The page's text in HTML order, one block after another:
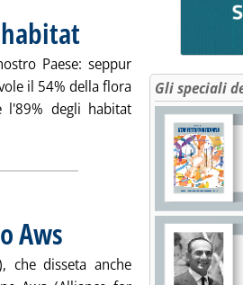
. Pubblicata venerdì 06 agosto 2021
Paese: seppur
il 54% della flora
degli habitat
'Biodiversità, Ispra: a rischio
Aws
che disseta anche
Gli speciali